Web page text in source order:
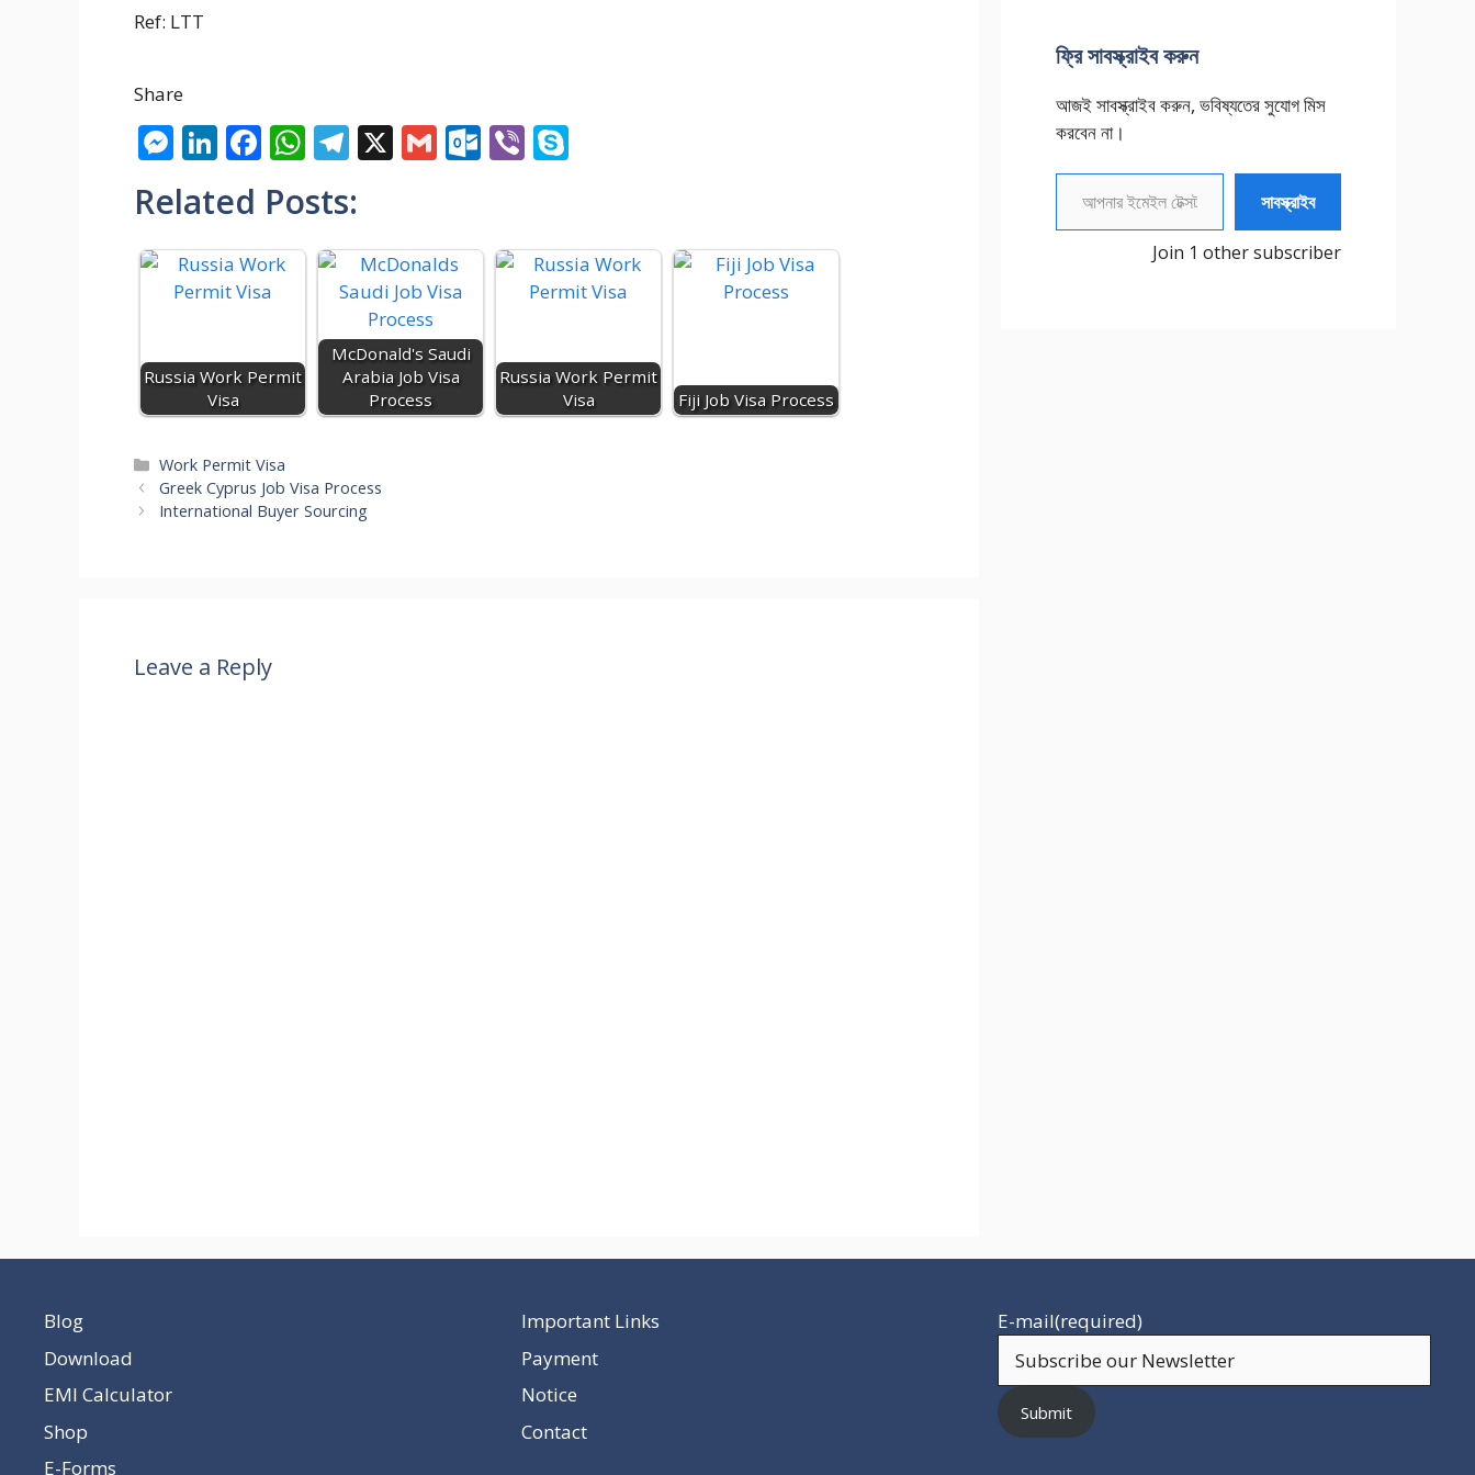
Ref: LTT
Share
M
e
ss
e
n
er
Li
k
e
dI
F
ac
e
b
o
k
W
at
s
A
p
T
e
gr
a
m
X G
l
O
o
k.
o
m
Vi
p
e
Related Posts:
Russia Work Permit
Visa
McDonald's Saudi
Arabia Job Visa
Process
Russia Work Permit
Visa
Fiji Job Visa Process
Categories
Work Permit Visa
Greek Cyprus Job Visa Process
International Buyer Sourcing
Leave a Reply
ফ্রি সাবস্ক্রাইব করুন
আজই সাবস্ক্রাইব করুন, ভবিষ্যতের সুযোগ মিস
করবেন না।
আপনার ইমেইল টেক্সট করুন
সাবস্ক্রাইব
Join 1 other subscriber
Blog
Download
EMI Calculator
Shop
E-Forms
Important Links
Payment
Notice
Contact
E-mail(required)
Submit